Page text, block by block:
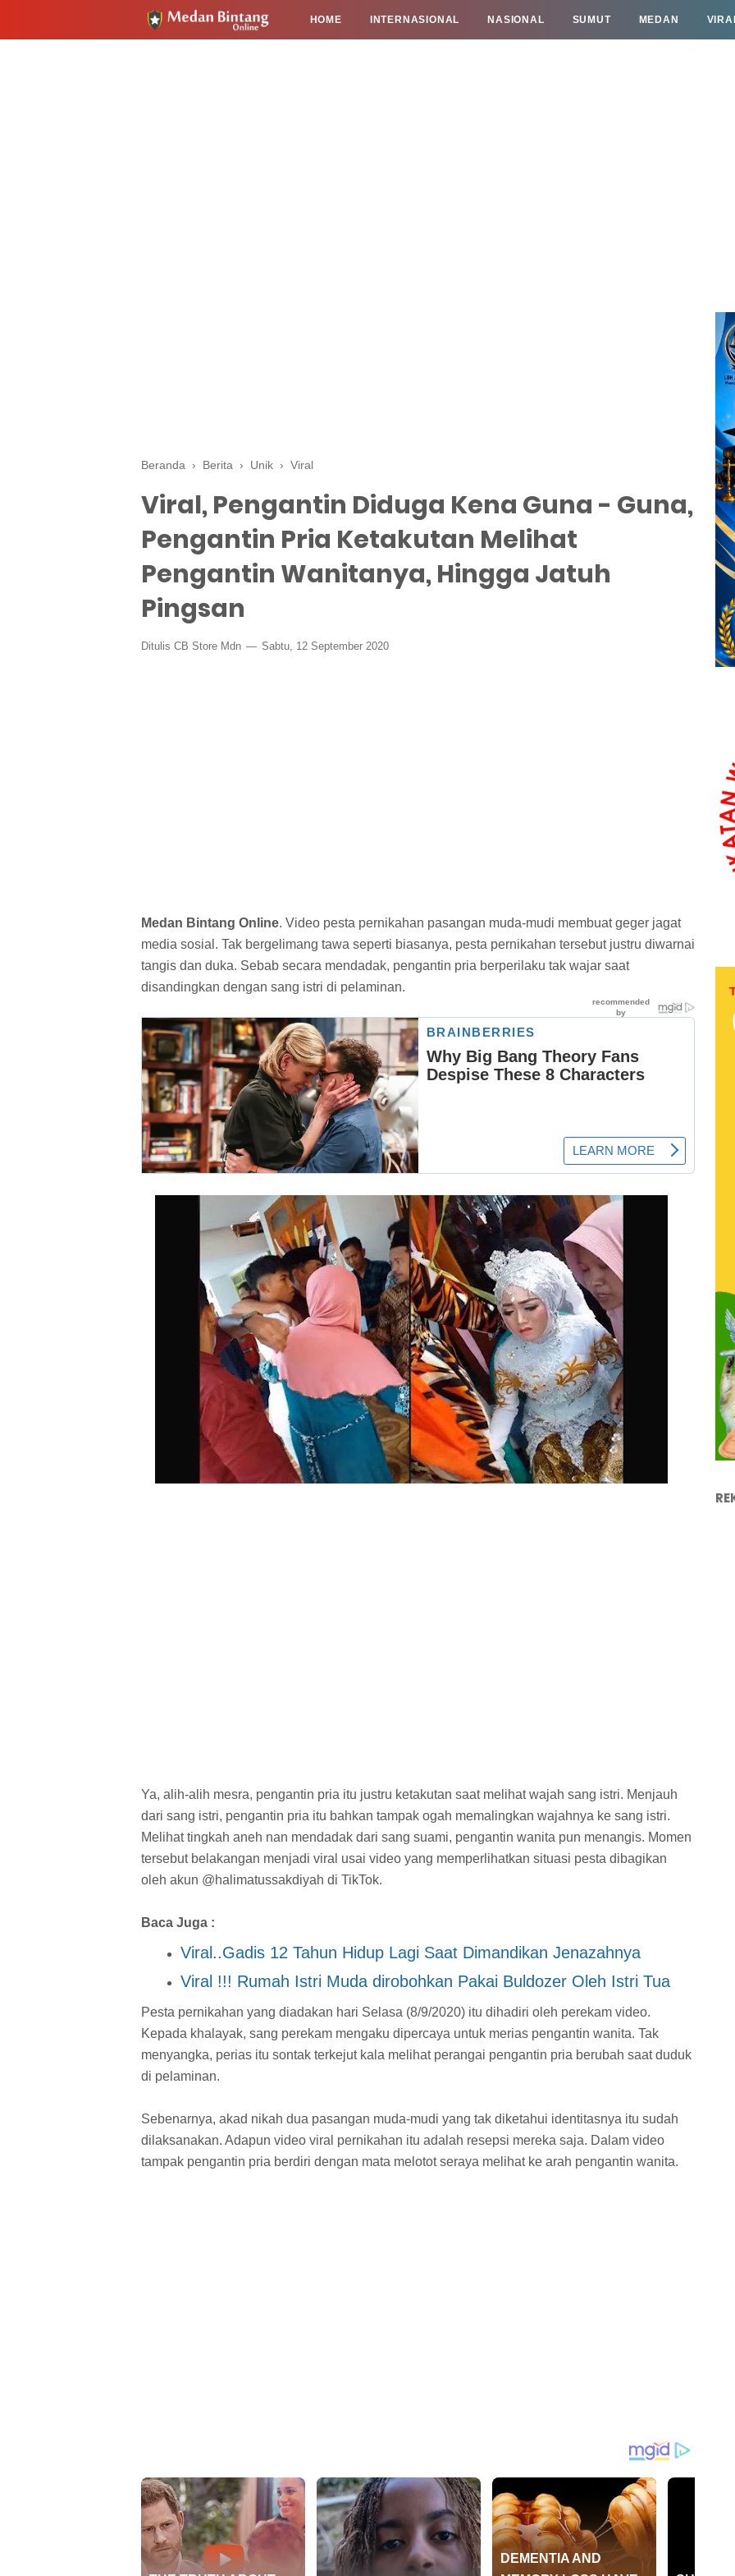
HOME INTERNASIONAL NASIONAL SUMUT MEDAN
Beranda › Berita › Unik › Viral
Viral, Pengantin Diduga Kena Guna - Guna,
Pengantin Pria Ketakutan Melihat
Pengantin Wanitanya, Hingga Jatuh
Pingsan
Ditulis CB Store Mdn Sabtu, 12 September 2020
Medan Bintang Online. Video pesta pernikahan pasangan muda-mudi membuat geger jagat
media sosial. Tak bergelimang tawa seperti biasanya, pesta pernikahan tersebut justru diwarnai
tangis dan duka. Sebab secara mendadak, pengantin pria berperilaku tak wajar saat
disandingkan dengan sang istri di pelaminan.
Ya, alih-alih mesra, pengantin pria itu justru ketakutan saat melihat wajah sang istri. Menjauh
dari sang istri, pengantin pria itu bahkan tampak ogah memalingkan wajahnya ke sang istri.
Melihat tingkah aneh nan mendadak dari sang suami, pengantin wanita pun menangis. Momen
tersebut belakangan menjadi viral usai video yang memperlihatkan situasi pesta dibagikan
oleh akun @halimatussakdiyah di TikTok.
Baca Juga :
Viral..Gadis 12 Tahun Hidup Lagi Saat Dimandikan Jenazahnya
Viral !!! Rumah Istri Muda dirobohkan Pakai Buldozer Oleh Istri Tua
Pesta pernikahan yang diadakan hari Selasa (8/9/2020) itu dihadiri oleh perekam video.
Kepada khalayak, sang perekam mengaku dipercaya untuk merias pengantin wanita. Tak
menyangka, perias itu sontak terkejut kala melihat perangai pengantin pria berubah saat duduk
di pelaminan.
Sebenarnya, akad nikah dua pasangan muda-mudi yang tak diketahui identitasnya itu sudah
dilaksanakan. Adapun video viral pernikahan itu adalah resepsi mereka saja. Dalam video
tampak pengantin pria berdiri dengan mata melotot seraya melihat ke arah pengantin wanita.